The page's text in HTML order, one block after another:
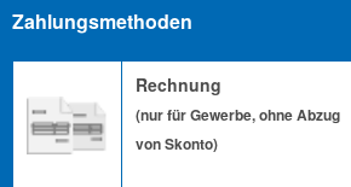
Zahlungsmethoden
Rechnung
(nur für Gewerbe, ohne Abzug
von Skonto)